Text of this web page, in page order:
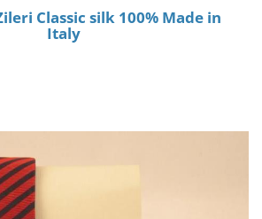
Classic silk 100% Made in
Italy